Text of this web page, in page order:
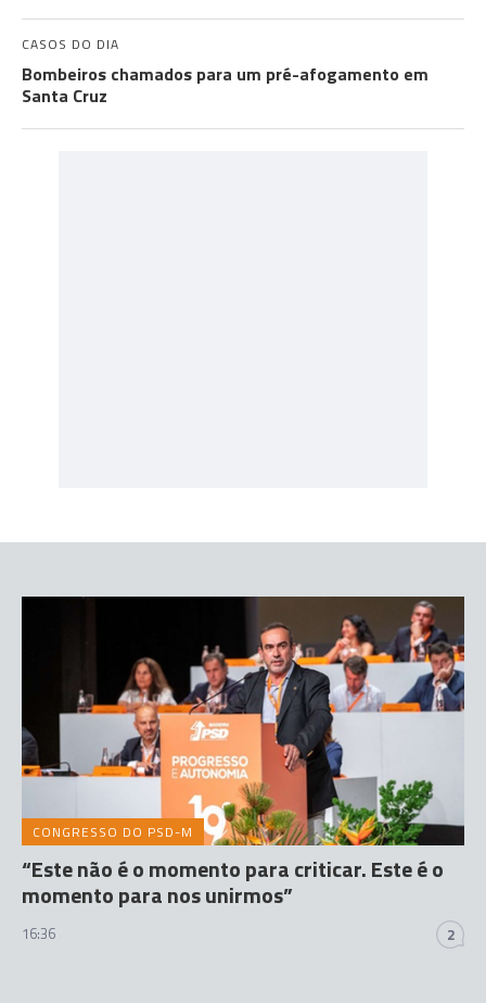
CASOS DO DIA
Bombeiros chamados para um pré-afogamento em
Santa Cruz
CONGRESSO DO PSD-M
“Este não é o momento para criticar. Este é o
momento para nos unirmos”
16:36 2